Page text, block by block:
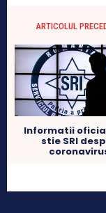
ARTICOLUL
Informatii
stie SRI